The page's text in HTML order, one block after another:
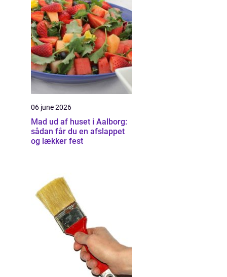
06 june 2026
Mad ud af huset i Aalborg:
sådan får du en afslappet
og lækker fest